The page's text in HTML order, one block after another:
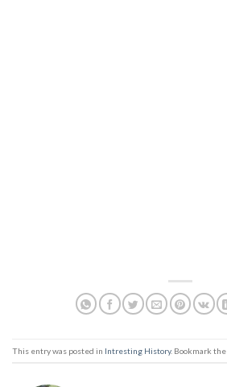
This entry was posted in Intresting History. Bookmark the